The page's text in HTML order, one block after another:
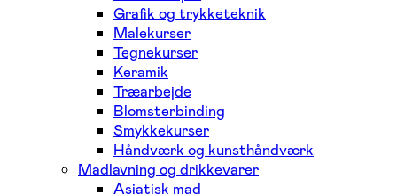
Grafik og trykketeknik
Malekurser
Tegnekurser
Keramik
Træarbejde
Blomsterbinding
Smykkekurser
Håndværk og kunsthåndværk
Madlavning og drikkevarer
Asiatisk mad